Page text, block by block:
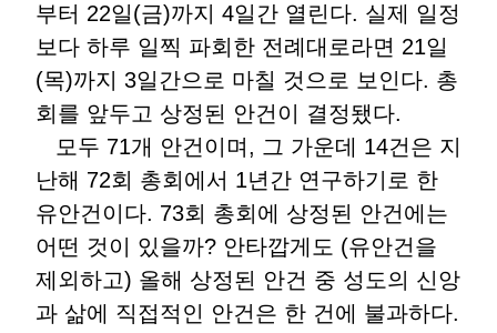
부터 22일(금)까지 4일간 열린다. 실제 일정
보다 하루 일찍 파회한 전례대로라면 21일
(목)까지 3일간으로 마칠 것으로 보인다. 총
회를 앞두고 상정된 안건이 결정됐다.
모두 71개 안건이며, 그 가운데 14건은 지
난해 72회 총회에서 1년간 연구하기로 한
유안건이다. 73회 총회에 상정된 안건에는
어떤 것이 있을까? 안타깝게도 (유안건을
제외하고) 올해 상정된 안건 중 성도의 신앙
과 삶에 직접적인 안건은 한 건에 불과하다.